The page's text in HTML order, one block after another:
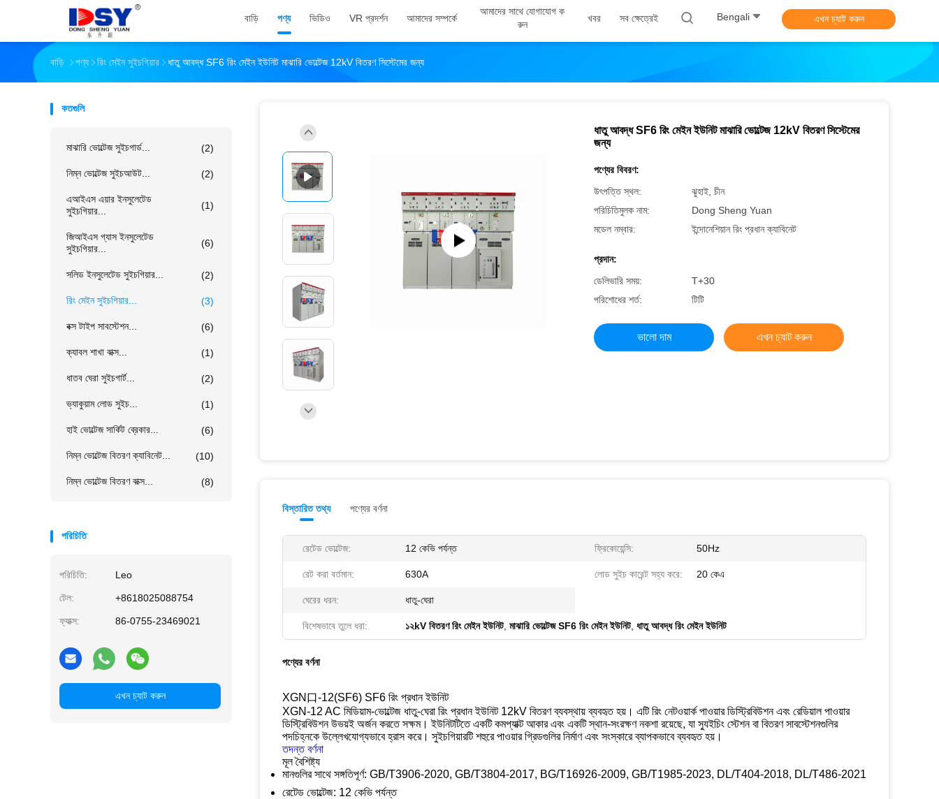
বাড়ি পণ্য ভিডিও VR প্রদর্শন আমাদের সম্পর্কে
আমাদের সাথে যোগাযোগ ক
রুন
খবর সব ক্ষেত্রেই Bengali এখন চ্যাট করুন
বাড়ি পণ্য রিং মেইন সুইচগিয়ার ধাতু আবদ্ধ SF6 রিং মেইন ইউনিট মাঝারি ভোল্টেজ 12kV বিতরণ সিস্টেমের জন্য
কতগুলি
মাঝারি ভোল্টেজ সুইচগার্ড... (2)
নিম্ন ভোল্টেজ সুইচআউট... (2)
এআইএস এয়ার ইনসুলেটেড
সুইচগিয়ার...
(1)
জিআইএস গ্যাস ইনসুলেটেড
সুইচগিয়ার...
(6)
সলিড ইনসুলেটেড সুইচগিয়ার... (2)
রিং মেইন সুইচগিয়ার... (3)
বক্স টাইপ সাবস্টেশন... (6)
ক্যাবল শাখা বাক্স... (1)
ধাতব ঘেরা সুইচগার্ট... (2)
ভ্যাকুয়াম লোড সুইচ... (1)
হাই ভোল্টেজ সার্কিট ব্রেকার... (6)
নিম্ন ভোল্টেজ বিতরণ ক্যাবিনেট... (10)
নিম্ন ভোল্টেজ বিতরণ বাক্স... (8)
পরিচিতি
পরিচিতি: Leo
টেল: +8618025088754
ফ্যাক্স: 86-0755-23469021
এখন চ্যাট করুন
ধাতু আবদ্ধ SF6 রিং মেইন ইউনিট মাঝারি ভোল্টেজ 12kV বিতরণ সিস্টেমের
জন্য
পণ্যের বিবরণ:
উৎপত্তি স্থল:
ঝুহাই, চীন
পরিচিতিমুলক নাম:
Dong Sheng Yuan
মডেল নম্বার:
ইন্দোনেশিয়ান রিং প্রধান ক্যাবিনেট
প্রদান:
ডেলিভারি সময়:
T+30
পরিশোধের শর্ত:
টিটি
ভালো দাম এখন চ্যাট করুন
বিস্তারিত তথ্য পণ্যের বর্ণনা
রেটেড ভোল্টেজ: 12 কেভি পর্যন্ত ফ্রিকোয়েন্সি: 50Hz
রেট করা বর্তমান: 630A লোড সুইচ কারেন্ট সহ্য করে: 20 কেএ
ঘেরের ধরন: ধাতু-ঘেরা
বিশেষভাবে তুলে ধরা: ১২kV বিতরণ রিং মেইন ইউনিট, মাঝারি ভোল্টেজ SF6 রিং মেইন ইউনিট, ধাতু আবদ্ধ রিং মেইন ইউনিট
পণ্যের বর্ণনা
XGN口-12(SF6) SF6 রিং প্রধান ইউনিট
XGN-12 AC মিডিয়াম-ভোল্টেজ ধাতু-ঘেরা রিং প্রধান ইউনিট 12kV বিতরণ ব্যবস্থায় ব্যবহৃত হয়। এটি রিং নেটওয়ার্ক পাওয়ার ডিস্ট্রিবিউশন এবং রেডিয়াল পাওয়ার
ডিস্ট্রিবিউশন উভয়ই অর্জন করতে সক্ষম। ইউনিটটিতে একটি কমপ্যাক্ট আকার এবং একটি স্থান-সংরক্ষণ নকশা রয়েছে, যা স্যুইচিং স্টেশন বা বিতরণ সাবস্টেশনগুলির
পদচিহ্নকে উল্লেখযোগ্যভাবে হ্রাস করে। সুইচগিয়ারটি শহুরে পাওয়ার গ্রিডগুলির নির্মাণ এবং সংস্কারে ব্যাপকভাবে ব্যবহৃত হয়।
তদন্ত বর্ণনা
মূল বৈশিষ্ট্য
মানগুলির সাথে সঙ্গতিপূর্ণ: GB/T3906-2020, GB/T3804-2017, BG/T16926-2009, GB/T1985-2023, DL/T404-2018, DL/T486-2021
রেটেড ভোল্টেজ: 12 কেভি পর্যন্ত